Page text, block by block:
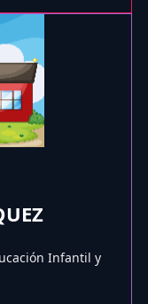
Infantil y